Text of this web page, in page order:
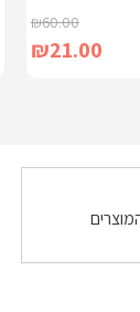
₪60.00
₪21.00